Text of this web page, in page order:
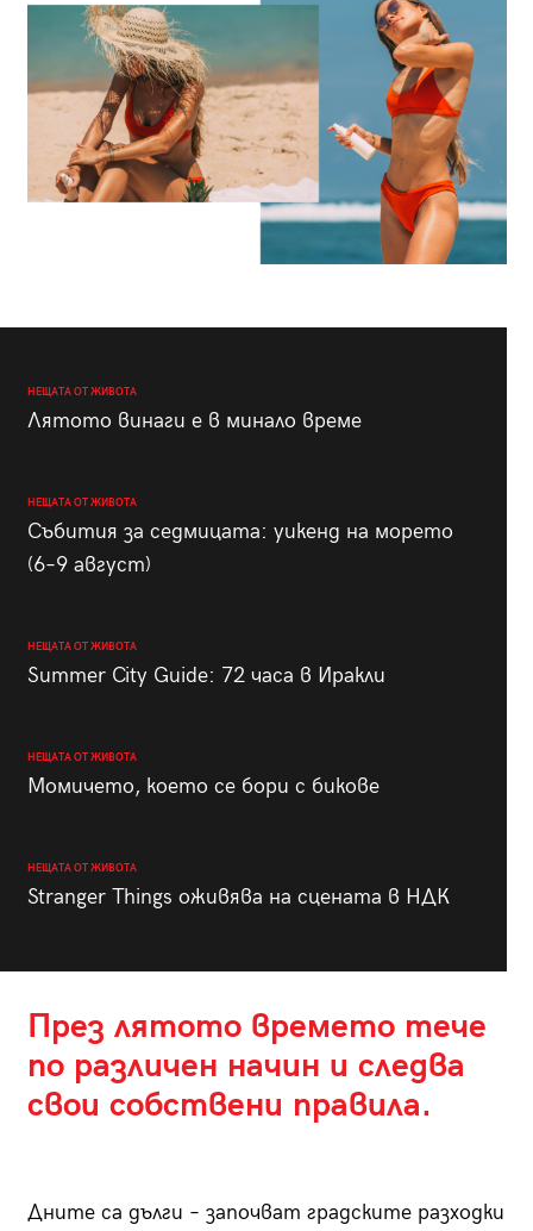
НЕЩАТА ОТ ЖИВОТА
Лятото винаги е в минало време
НЕЩАТА ОТ ЖИВОТА
Събития за седмицата: уикенд на морето
(6–9 август)
НЕЩАТА ОТ ЖИВОТА
Summer City Guide: 72 часа в Иракли
НЕЩАТА ОТ ЖИВОТА
Момичето, което се бори с бикове
НЕЩАТА ОТ ЖИВОТА
Stranger Things оживява на сцената в НДК
През лятото времето тече
по различен начин и следва
свои собствени правила.
Дните са дълги – започват градските разходки